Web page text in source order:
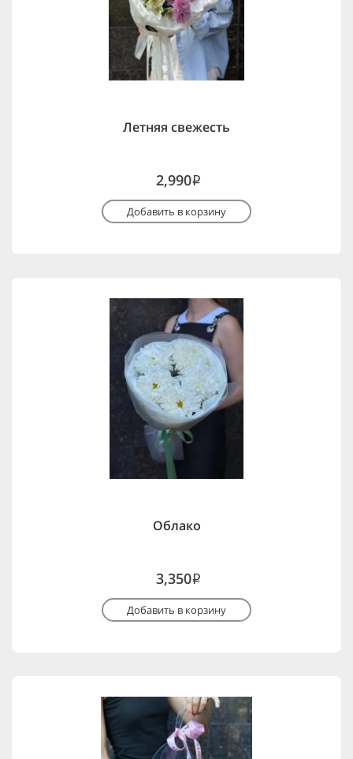
Летняя свежесть
2,990i
Добавить в корзину
Облако
3,350i
Добавить в корзину